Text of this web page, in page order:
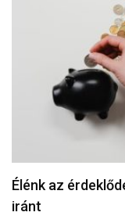
Élénk az
iránt